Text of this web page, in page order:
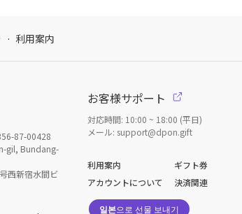
· 利用案内
87-00428
gil, Bundang-
西新宿水間ビ
お客様サポート
対応時間: 10:00 ~ 18:00 (平日)
メール: support@dpon.gift
利用案内
ギフト券
アカウントについて
決済関連
일본으로 선물 보내기